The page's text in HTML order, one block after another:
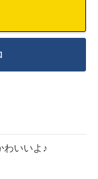
わいいよ♪